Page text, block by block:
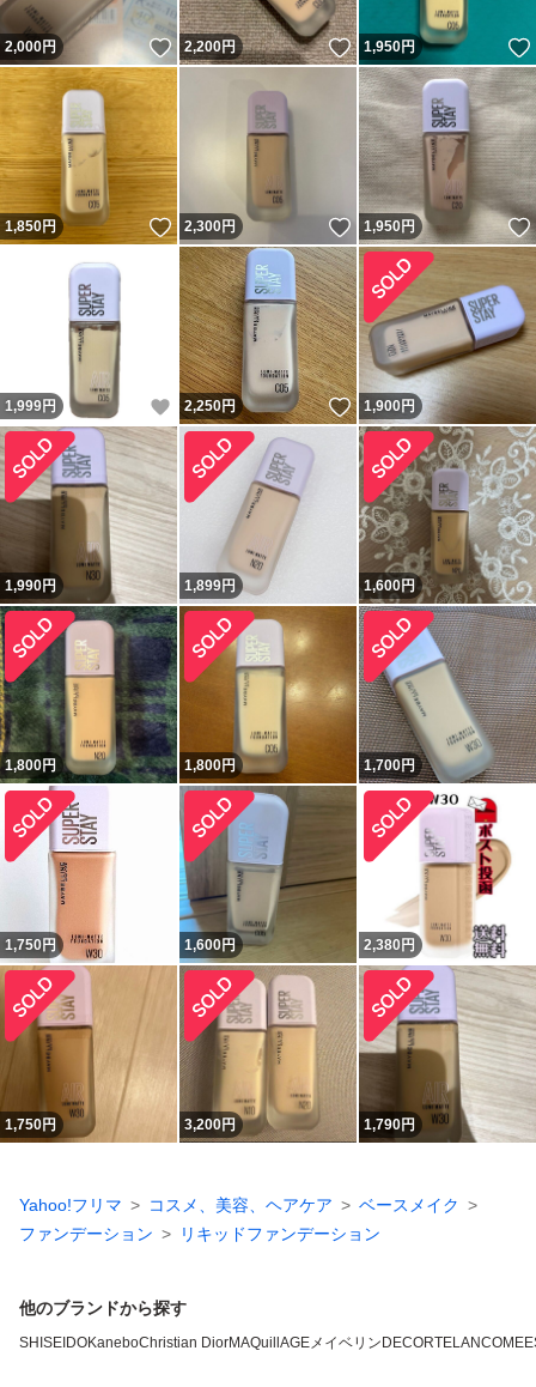
2,000円 いいね！
2,200円 いいね！
1,950円
1,850円 いいね！
2,300円 いいね！
1,950円
1,999円 いいね！
2,250円 いいね！
1,900円
1,990円 1,899円 1,600円
1,800円 1,800円 1,700円
1,750円 1,600円 2,380 円
1,750円 3,200円 1,790円
Yahoo!フリマ コスメ、美容、ヘアケア
ベースメイク
ファンデーション
リキッドファンデーション
他のブランドから探す
SHISEIDOKaneboChristian DiorMAQuillAGEメイベリン DECORTELANCOME